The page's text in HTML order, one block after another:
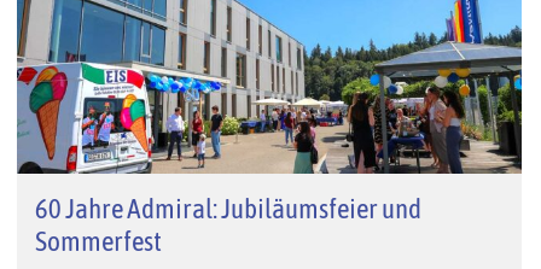
60 Jahre Admiral: Jubiläumsfeier und
Sommerfest